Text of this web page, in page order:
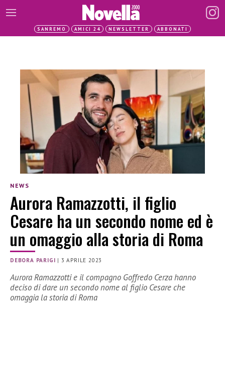
SANREMO AMICI 24 NEWSLETTER ABBONATI
NEWS
Aurora Ramazzotti, il figlio
Cesare ha un secondo nome ed è
un omaggio alla storia di Roma
DEBORA PARIGI | 3 APRILE 2023
Aurora Ramazzotti e il compagno Goffredo Cerza hanno
deciso di dare un secondo nome al figlio Cesare che
omaggia la storia di Roma